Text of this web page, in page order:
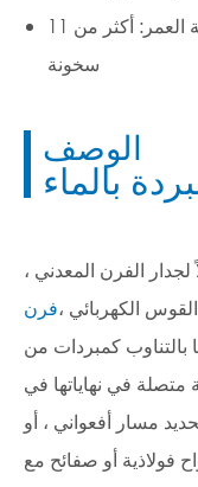
لوحات توفير الطاقة طويلة العمر: أكثر من 11x" ، 000
سخونة
الوصف
بالماء
الفرن المعدني ،
الكهربائي ،
بالتناوب كمبردات من
متصلة في نهاياتها في
مسار أفعواني ، أو
فولاذية أو صفائح مع